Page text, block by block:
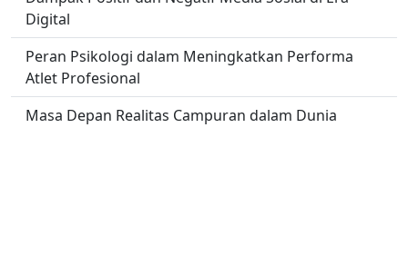
Digital
Peran Psikologi dalam Meningkatkan Performa
Atlet Profesional
Masa Depan Realitas Campuran dalam Dunia